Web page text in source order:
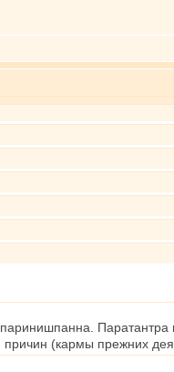
Паратантра
причин (кармы прежних